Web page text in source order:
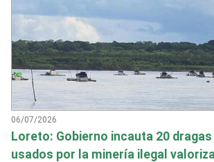
06/07/2026
Loreto: Gobierno incauta 20 dragas
usados por la minería ilegal